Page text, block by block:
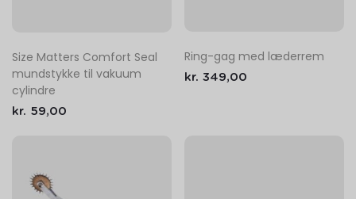
Size Matters Comfort Seal
mundstykke til vakuum
cylindre
kr. 59,00
Ring-gag med læderrem
kr. 349,00